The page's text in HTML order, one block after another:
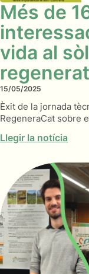
Més de
vida al
15/05/2025
Èxit de la jornada
RegeneraCat sobre
Llegir la notícia